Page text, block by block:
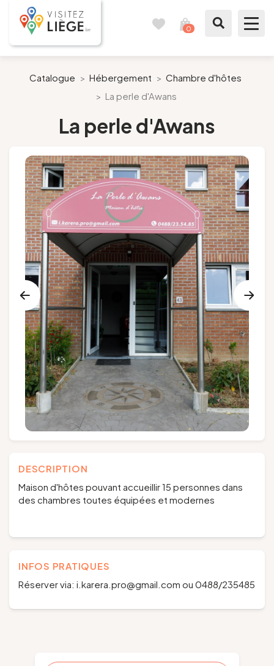
0
Comme un Liégeois
Préparer mon séjour
Nos suggestions
Pays de Liège
Agenda
Suivez-nous
Presse
Groupes et voyagistes
FR EN NL DE
Catalogue > Hébergement > Chambre d'hôtes
> La perle d'Awans
La perle d'Awans
DESCRIPTION
Maison d'hôtes pouvant accueillir 15 personnes dans
des chambres toutes équipées et modernes
INFOS PRATIQUES
Réserver via: i.karera.pro@gmail.com ou 0488/235485